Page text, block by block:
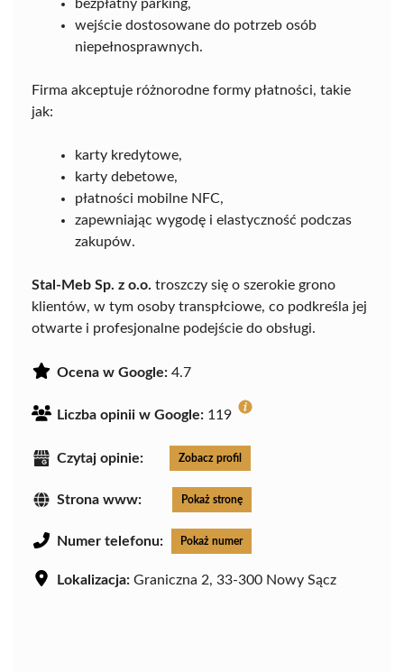
bezpłatny parking,
wejście dostosowane do potrzeb osób
niepełnosprawnych.
Firma akceptuje różnorodne formy płatności, takie
jak:
karty kredytowe,
karty debetowe,
płatności mobilne NFC,
zapewniając wygodę i elastyczność podczas
zakupów.
Stal-Meb Sp. z o.o. troszczy się o szerokie grono
klientów, w tym osoby transpłciowe, co podkreśla jej
otwarte i profesjonalne podejście do obsługi.
Ocena w Google: 4.7
Liczba opinii w Google: 119
Czytaj opinie: Zobacz profil
Strona www: Pokaż stronę
Numer telefonu: Pokaż numer
Lokalizacja: Graniczna 2, 33-300 Nowy Sącz